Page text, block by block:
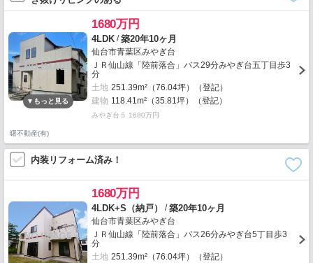
1680万円
4LDK /築20年10ヶ月
仙台市青葉区みやぎ台
ＪＲ仙山線「陸前落合」バス29分みやぎ台五丁目歩3
分
土地 251.39m²（76.04坪）（登記）
建物 118.41m²（35.81坪）（登記）
みやぎ台５ 1680万円
曙不動産(有)
内装リフォーム済み！
1680万円
4LDK+S（納戸） /築20年10ヶ月
仙台市青葉区みやぎ台
ＪＲ仙山線「陸前落合」バス26分みやぎ台5丁目歩3
分
土地 251.39m²（76.04坪）（登記）